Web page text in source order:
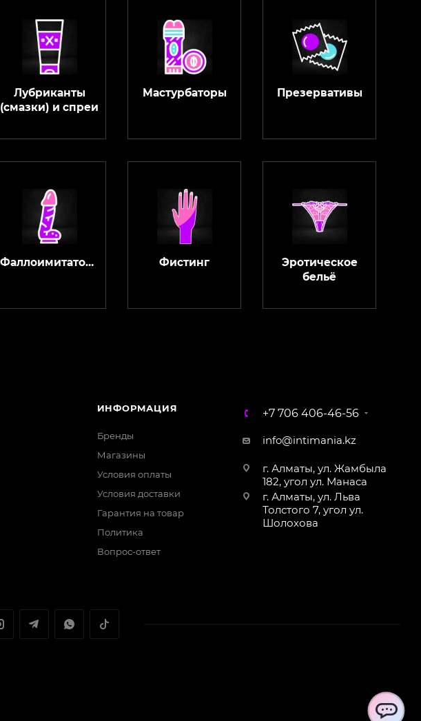
Лубриканты
(смазки) и спреи
Мастурбаторы Презервативы
Фаллоимитаторы Фистинг
Эротическое
бельё
ИНФОРМАЦИЯ
Бренды
Магазины
Условия оплаты
Условия доставки
Гарантия на товар
Политика
Вопрос-ответ
+7 706 406-46-56
info@intimania.kz
г. Алматы, ул. Жамбыла
182, угол ул. Манаса
г. Алматы, ул. Льва
Толстого 7, угол ул.
Шолохова